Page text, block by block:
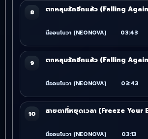
8 ตกหลุมรักอีกแล้ว (Falling
นีออนโนวา (NEONOVA) 03:43
9 ตกหลุมรักอีกแล้ว (Falling
นีออนโนวา (NEONOVA) 03:43
10 สายตาที่หยุดเวลา (Freeze Your
นีออนโนวา (NEONOVA) 03:13